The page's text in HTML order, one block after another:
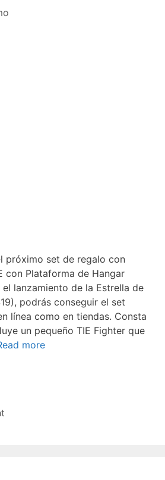
próximo set de regalo con
con Plataforma de Hangar
el lanzamiento de la Estrella de
podrás conseguir el set
línea como en tiendas. Consta
un pequeño TIE Fighter que
more